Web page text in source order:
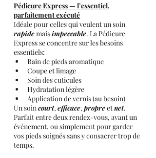
Pédicure Express — l’essentiel,
parfaitement exécuté
Idéale pour celles qui veulent un soin
rapide mais impeccable. La Pédicure
Express se concentre sur les besoins
essentiels:
Bain de pieds aromatique
Coupe et limage
Soin des cuticules
Hydratation légère
Application de vernis (au besoin)
Un soin court, efficace, propre et net.
Parfait entre deux rendez-vous, avant un
événement, ou simplement pour garder
vos pieds soignés sans y consacrer trop de
temps.